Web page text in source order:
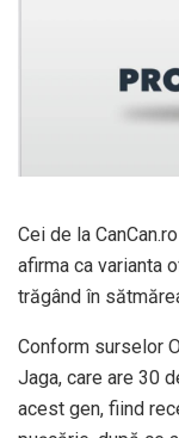
Cei de la
afirma ca varianta
trăgând în
Conform surselor
Jaga, care are 30
acest gen, fiind